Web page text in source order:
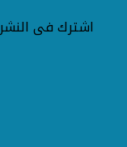
اشترك فى